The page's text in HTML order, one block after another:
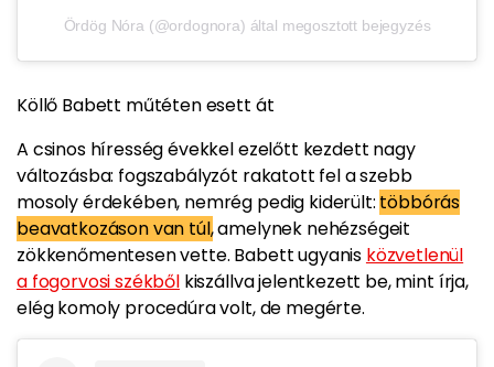
Ördög Nóra (@ordognora) által megosztott bejegyzés
Köllő Babett műtéten esett át
A csinos híresség évekkel ezelőtt kezdett nagy
változásba: fogszabályzót rakatott fel a szebb
mosoly érdekében, nemrég pedig kiderült: többórás
beavatkozáson van túl,amelynek nehézségeit
zökkenőmentesen vette. Babett ugyanis közvetlenül
a fogorvosi székbőlkiszállva jelentkezett be, mint írja,
elég komoly procedúra volt, de megérte.